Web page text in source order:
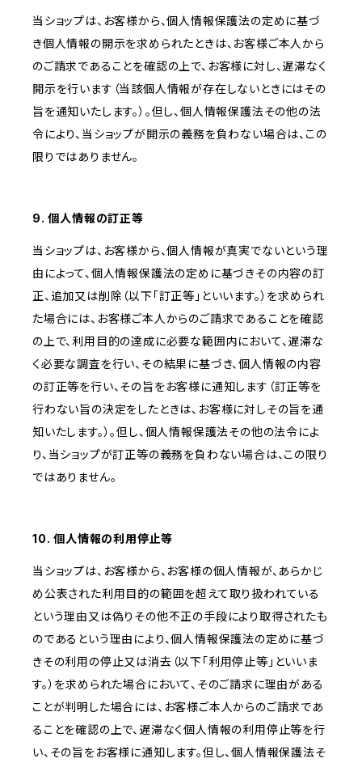
当ショップは、お客様から、個人情報保護法の定めに基づ
き個人情報の開示を求められたときは、お客様ご本人から
のご請求であることを確認の上で、お客様に対し、遅滞なく
開示を行います（当該個人情報が存在しないときにはその
旨を通知いたします。）。但し、個人情報保護法その他の法
令により、当ショップが開示の義務を負わない場合は、この
限りではありません。
9. 個人情報の訂正等
当ショップは、お客様から、個人情報が真実でないという理
由によって、個人情報保護法の定めに基づきその内容の訂
正、追加又は削除（以下「訂正等」といいます。）を求められ
た場合には、お客様ご本人からのご請求であることを確認
の上で、利用目的の達成に必要な範囲内において、遅滞な
く必要な調査を行い、その結果に基づき、個人情報の内容
の訂正等を行い、その旨をお客様に通知します（訂正等を
行わない旨の決定をしたときは、お客様に対しその旨を通
知いたします。）。但し、個人情報保護法その他の法令によ
り、当ショップが訂正等の義務を負わない場合は、この限り
ではありません。
10. 個人情報の利用停止等
当ショップは、お客様から、お客様の個人情報が、あらかじ
め公表された利用目的の範囲を超えて取り扱われている
という理由又は偽りその他不正の手段により取得されたも
のであるという理由により、個人情報保護法の定めに基づ
きその利用の停止又は消去（以下「利用停止等」といいま
す。）を求められた場合において、そのご請求に理由がある
ことが判明した場合には、お客様ご本人からのご請求であ
ることを確認の上で、遅滞なく個人情報の利用停止等を行
い、その旨をお客様に通知します。但し、個人情報保護法そ